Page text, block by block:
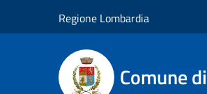
Regione Lombardia
Comune